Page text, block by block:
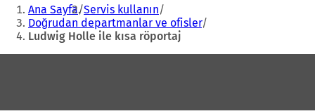
Ana Sayfa Servis kullanın
Doğrudan departmanlar ve ofisler
Ludwig Holle ile kısa röportaj